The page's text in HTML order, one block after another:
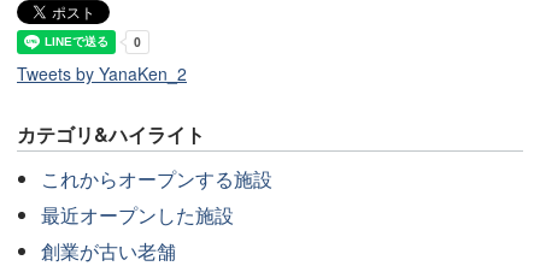
Tweets by YanaKen_2
カテゴリ&ハイライト
これからオープンする施設
最近オープンした施設
創業が古い老舗